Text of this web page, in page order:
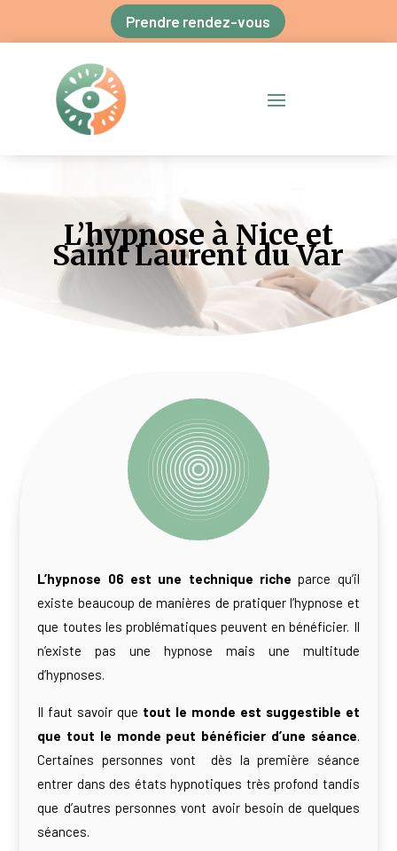
Prendre rendez-vous
L’hypnose à Nice et
Saint Laurent du Var
L’hypnose 06 est une technique riche parce qu’il
existe beaucoup de manières de pratiquer l’hypnose et
que toutes les problématiques peuvent en bénéficier. Il
n’existe pas une hypnose mais une multitude
d’hypnoses.
Il faut savoir que tout le monde est suggestible et
que tout le monde peut bénéficier d’une séance
Certaines personnes vont dès la première séance
entrer dans des états hypnotiques très profond tandis
que d’autres personnes vont avoir besoin de quelques
séances.